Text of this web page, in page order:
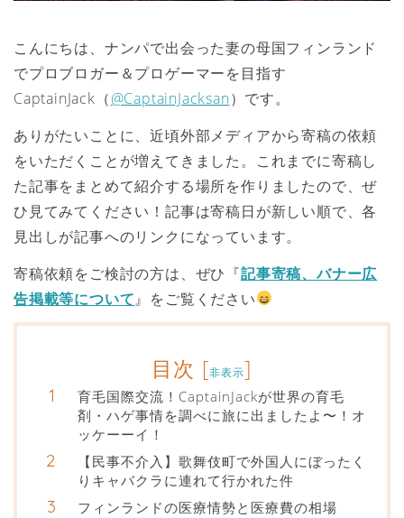
こんにちは、ナンパで出会った妻の母国フィンランド
でプロブロガー＆プロゲーマーを目指す
CaptainJack（@CaptainJacksan）です。
ありがたいことに、近頃外部メディアから寄稿の依頼
をいただくことが増えてきました。これまでに寄稿し
た記事をまとめて紹介する場所を作りましたので、ぜ
ひ見てみてください！記事は寄稿日が新しい順で、各
見出しが記事へのリンクになっています。
寄稿依頼をご検討の方は、ぜひ『記事寄稿、バナー広
告掲載等について』をご覧ください
目次 [非表示]
育毛国際交流！CaptainJackが世界の育毛
剤・ハゲ事情を調べに旅に出ましたよ〜！オ
ッケーーイ！
【民事不介入】歌舞伎町で外国人にぼったく
りキャバクラに連れて行かれた件
フィンランドの医療情勢と医療費の相場